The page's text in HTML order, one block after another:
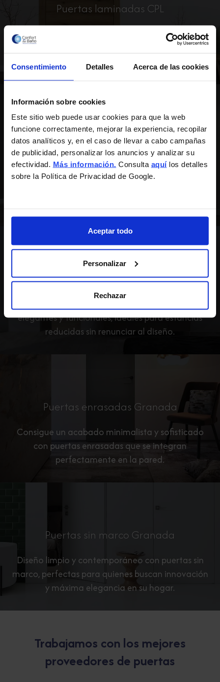
Consentimiento Detalles Acerca de las cookies
Información sobre cookies
Este sitio web puede usar cookies para que la web
funcione correctamente, mejorar la experiencia, recopilar
datos analíticos y, en el caso de llevar a cabo campañas
de publicidad, personalizar los anuncios y analizar su
efectividad. Más información. Consulta aquílos detalles
sobre la Política de Privacidad de Google.
Aceptar todo
Personalizar
Rechazar
Puertas laminadas CPL
El material más versátil y resistente del mercado,
con tapajuntas hidrófugos y fabricación
totalmente a medida.
Puertas de interior modernas
Aporta estilo y personalidad a tu hogar con
puertas de interior modernas, resistentes y con
Puertas correderas Granada
elegantes y funcionales, ideales para estancias
reducidas sin renunciar al diseño.
Puertas enrasadas Granada
Consigue un acabado minimalista y sofisticado
con puertas enrasadas que se integran
perfectamente en la pared.
Puertas sin marco Granada
Diseño limpio y contemporáneo con puertas sin
marco, perfectas para quienes buscan innovación
y máxima elegancia en su hogar.
Trabajamos con los mejores
proveedores de puertas